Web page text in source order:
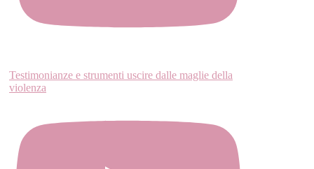
Testimonianze e strumenti uscire dalle maglie della
violenza